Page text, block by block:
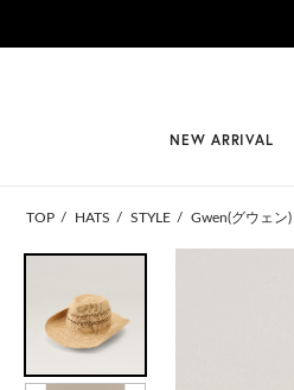
NEW ARRIVAL
TOP HATS STYLE Gwen(グウェン)